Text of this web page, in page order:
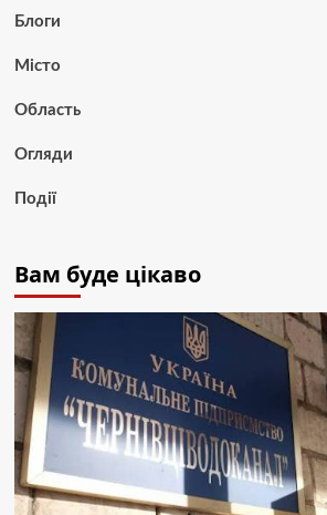
Блоги
Місто
Область
Огляди
Події
Вам буде цікаво